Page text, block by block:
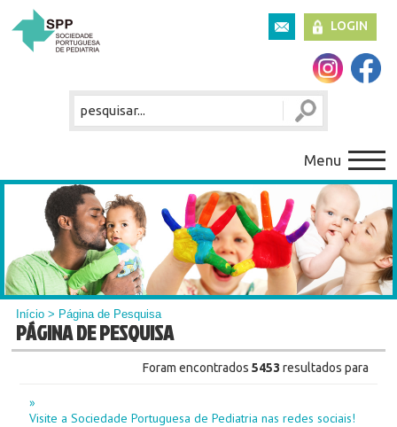
LOGIN
Menu
Início > Página de Pesquisa
PÁGINA DE PESQUISA
Foram encontrados 5453resultados para
»
Visite a Sociedade Portuguesa de Pediatria nas redes sociais!